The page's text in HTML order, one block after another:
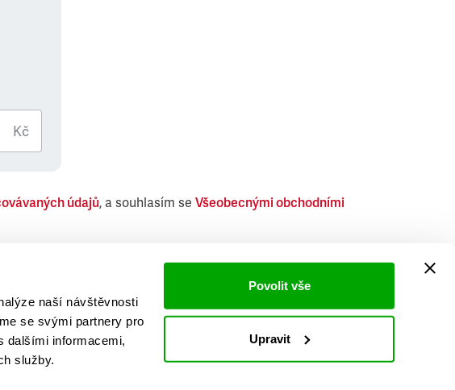
naší návštěvnosti
se svými partnery pro
dalšími informacemi,
služby.
Povolit vše
Upravit
Kč
údajů, a souhlasím se Všeobecnými obchodními